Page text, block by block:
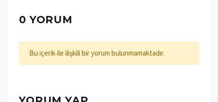
0 YORUM
Bu içerik ile ilişkili bir yorum bulunmamaktadır.